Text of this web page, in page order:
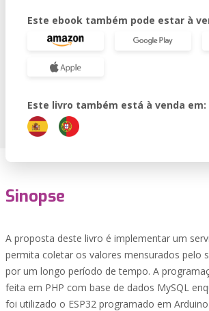
Este ebook também pode estar à
Este livro também está à venda em:
Sinopse
A proposta deste livro é implementar um
permita coletar os valores mensurados pelo
por um longo período de tempo. A
feita em PHP com base de dados MySQL
foi utilizado o ESP32 programado em Arduino.